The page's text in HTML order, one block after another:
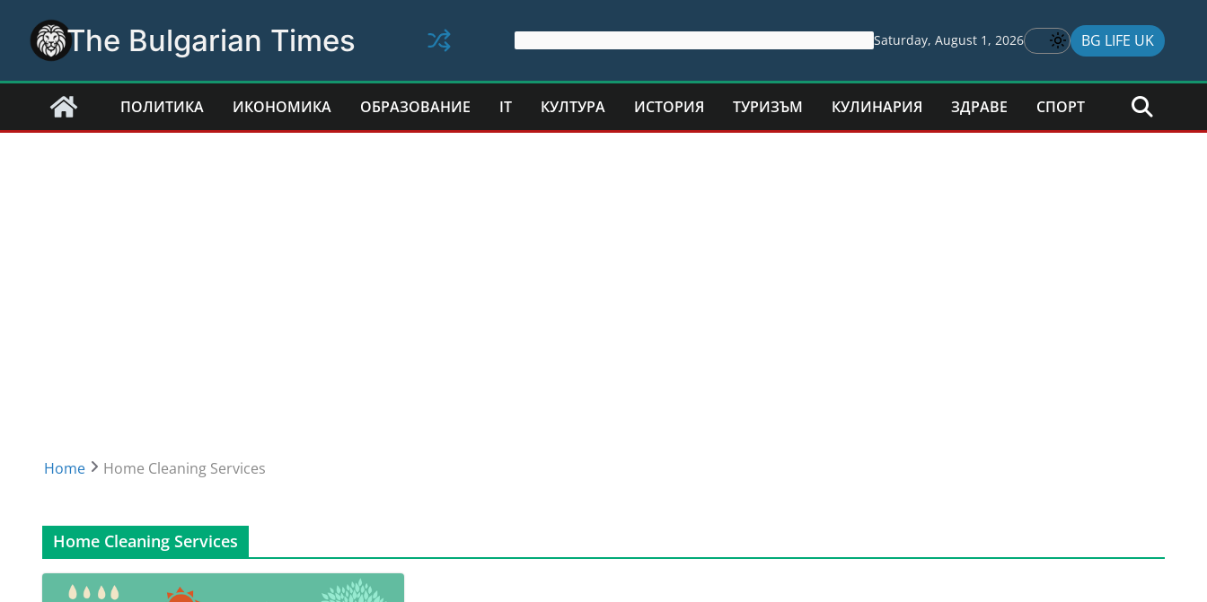
content
The Bulgarian Times Saturday, August 1, 2026 BG LIFE UK
ПОЛИТИКА ИКОНОМИКА ОБРАЗОВАНИЕ IT КУЛТУРА ИСТОРИЯ ТУРИЗЪМ КУЛИНАРИЯ ЗДРАВЕ СПОРТ
Home Home Cleaning Services
Home Cleaning Services